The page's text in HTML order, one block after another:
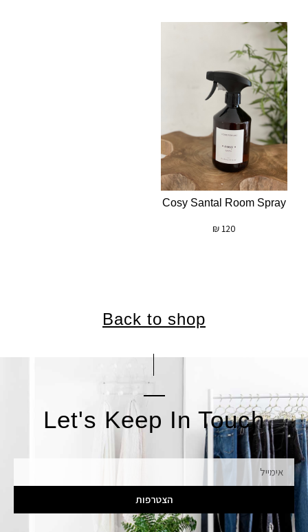
Cosy Santal Room Spray
120
₪
Back to shop
Let's Keep In Touch
אימייל
הצטרפות